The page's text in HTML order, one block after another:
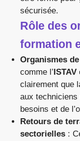
sécurisée.
Rôle des
formation
Organismes
comme l’ISTAV
clairement que
aux techniciens
besoins et de
Retours de
sectorielles :